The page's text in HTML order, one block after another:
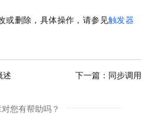
或删除，具体操作，请参见触发器
述 下一篇： 同步调用
您有帮助吗？